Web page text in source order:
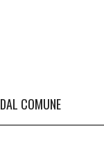
DAL COMUNE